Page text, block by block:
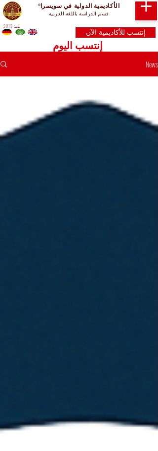
الأكاديمية الدولية في سويسرا®
قسم الدراسة باللغة العربية
إنتسب للأكاديمية الآن
إنتسب اليوم
منذ 2013
News